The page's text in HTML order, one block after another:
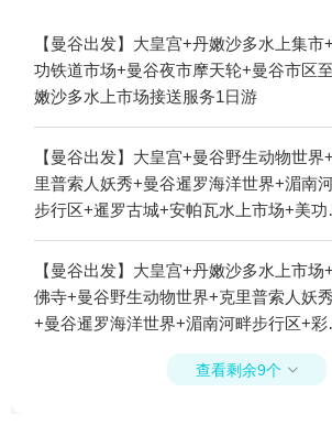
【曼谷出发】大皇宫+丹嫩沙多水上集市
功铁道市场+曼谷夜市摩天轮+曼谷市区
嫩沙多水上市场接送服务1日游
【曼谷出发】大皇宫+曼谷野生动物世界
里普索人妖秀+曼谷暹罗海洋世界+湄南
步行区+暹罗古城+安帕瓦水上市场+美功
道市场+三头神象博物馆+曼谷夜市摩天
+夜游湄南河白兰花号游船晚餐+蔚蓝
夜游湄南河1日游
【曼谷出发】大皇宫+丹嫩沙多水上市场
佛寺+曼谷野生动物世界+克里普索人妖秀
+曼谷暹罗海洋世界+湄南河畔步行区+彩
云霄拜约克摩天塔+安帕瓦水上市场+美功
道市场+三头神象博物馆+曼谷夜市摩天轮
查看剩余9个 